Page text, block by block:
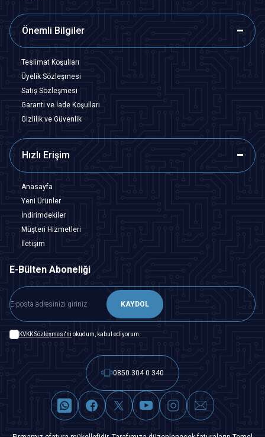
Önemli Bilgiler
Teslimat Koşulları
Üyelik Sözleşmesi
Satış Sözleşmesi
Garanti ve İade Koşulları
Gizlilik ve Güvenlik
Hızlı Erişim
Anasayfa
Yeni Ürünler
İndirimdekiler
Müşteri Hizmetleri
İletişim
E-Bülten Aboneliği
KAYDOL
KVKK Sözleşmesi'ni okudum, kabul ediyorum.
0850 304 0 340